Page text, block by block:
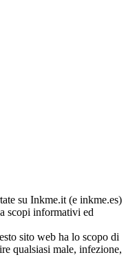
su Inkme.it (e inkme.es)
scopi informativi ed
sito web ha lo scopo di
qualsiasi male, infezione,